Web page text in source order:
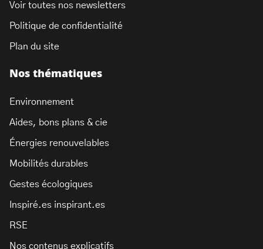
Nos thématiques
Environnement
Aides, bons plans & cie
Énergies renouvelables
Mobilités durables
Gestes écologiques
Inspiré.es inspirant.es
RSE
Nos contenus explicatifs
Voir toutes nos newsletters
Politique de confidentialité
Plan du site